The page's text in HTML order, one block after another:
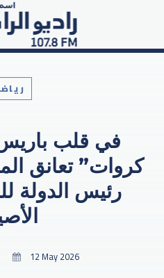
website:
في قلب
كروات” تعانق
رئيس الدولة
12 May 2026